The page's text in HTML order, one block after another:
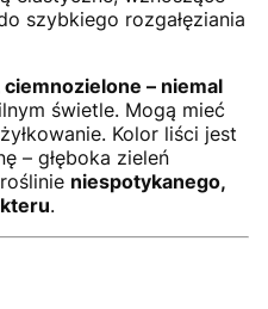
szybkiego rozgałęziania
– niemal
świetle. Mogą mieć
Kolor liści jest
– głęboka zieleń
niespotykanego,
.